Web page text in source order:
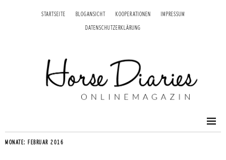
STARTSEITE BLOGANSICHT KOOPERATIONEN IMPRESSUM
DATENSCHUTZERKLÄRUNG
MONATE: FEBRUAR 2016